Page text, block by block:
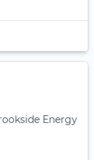
Energy